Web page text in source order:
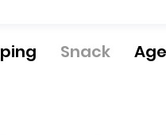
Snack